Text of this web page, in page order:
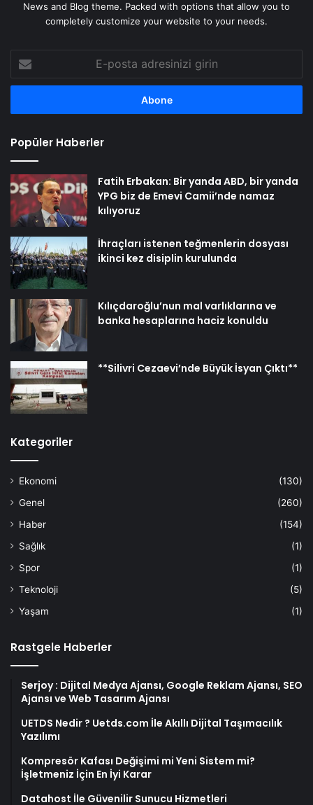
News and Blog theme. Packed with options that allow you to
completely customize your website to your needs.
posta
adresinizi
Popüler Haberler
Fatih Erbakan: Bir yanda ABD, bir yanda
YPG biz de Emevi Camii’nde namaz
kılıyoruz
İhraçları istenen teğmenlerin dosyası
ikinci kez disiplin kurulunda
Kılıçdaroğlu’nun mal varlıklarına ve
banka hesaplarına haciz konuldu
**Silivri Cezaevi’nde Büyük İsyan Çıktı**
Kategoriler
Ekonomi
(130)
Genel
(260)
Haber
(154)
Sağlık
(1)
Spor
(1)
Teknoloji
(5)
Yaşam
(1)
Rastgele Haberler
Serjoy : Dijital Medya Ajansı, Google Reklam Ajansı, SEO
Ajansı ve Web Tasarım Ajansı
UETDS Nedir ? Uetds.com İle Akıllı Dijital Taşımacılık
Yazılımı
Kompresör Kafası Değişimi mi Yeni Sistem mi?
İşletmeniz İçin En İyi Karar
Datahost İle Güvenilir Sunucu Hizmetleri